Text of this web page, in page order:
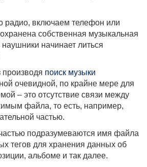
радио, включаем телефон или
собственная музыкальная
начинает литься
поиск музыки
очевидной, по крайне мере для
– это отсутствие связи между
файла, то есть, например,
частью.
подразумеваются имя файла
тегов для хранения данных об
альбоме и так далее.